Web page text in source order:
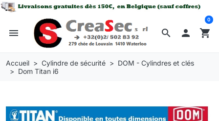
search
menu  shopping_cart
0
Accueil Cylindre de sécurité
DOM - Cylindres et clés
Dom Titan i6